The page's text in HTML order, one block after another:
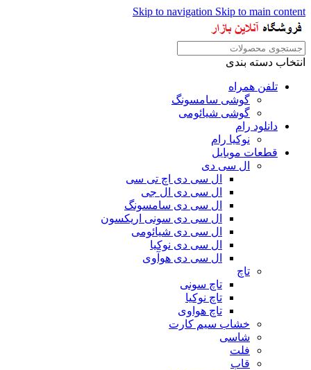
Skip to navigation Skip to main content
انتخاب دسته بندی
تلفن همراه
گوشی سامسونگ
گوشی شیائومی
دانلود رام
نوکیا رام
قطعات موبایل
ال سی دی
ال سی دی اچ تی سی
ال سی دی ال جی
ال سی دی سامسونگ
ال سی دی سونی اریکسون
ال سی دی شیائومی
ال سی دی نوکیا
ال سی دی هوآوی
تاچ
تاچ سونی
تاچ نوکیا
تاچ هواوی
خشاب سیم کارت
شاسی
فلت
قاب